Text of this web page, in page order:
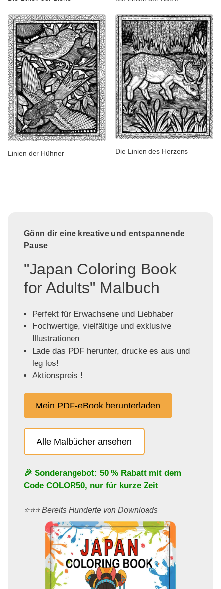
Linien der Hühner Die Linien des Herzens
Gönn dir eine kreative und entspannende
Pause
"Japan Coloring Book
for Adults" Malbuch
Perfekt für Erwachsene und Liebhaber
Hochwertige, vielfältige und exklusive
Illustrationen
Lade das PDF herunter, drucke es aus und
leg los!
Aktionspreis !
Mein PDF-eBook herunterladen
Alle Malbücher ansehen
🎉 Sonderangebot: 50 % Rabatt mit dem
Code COLOR50, nur für kurze Zeit
⭐️⭐️⭐️ Bereits Hunderte von Downloads